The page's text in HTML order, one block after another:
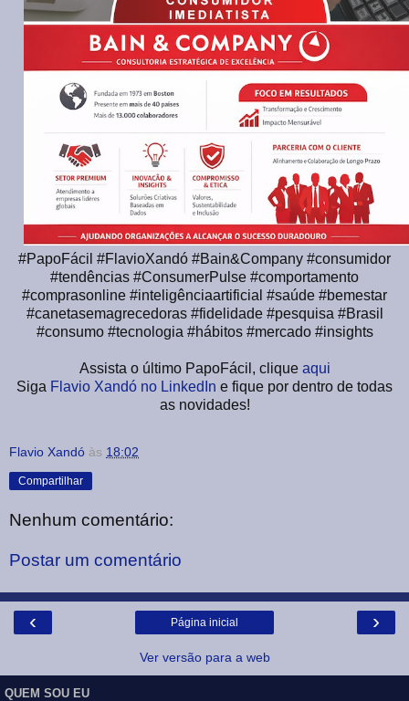
#PapoFácil #FlavioXandó #Bain&Company #consumidor
#tendências #ConsumerPulse #comportamento
#comprasonline #inteligênciaartificial #saúde #bemestar
#canetasemagrecedoras #fidelidade #pesquisa #Brasil
#consumo #tecnologia #hábitos #mercado #insights
Assista o último PapoFácil, clique aqui
Siga Flavio Xandó no LinkedIn e fique por dentro de todas
as novidades!
Flavio Xandó às 18:02
Compartilhar
Nenhum comentário:
Postar um comentário
‹ ›
Página inicial
Ver versão para a web
QUEM SOU EU